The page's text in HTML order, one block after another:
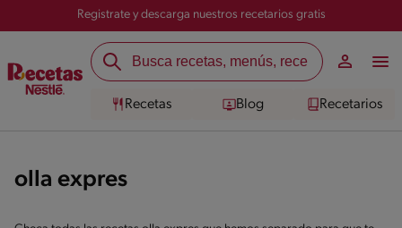
Registrate y descarga nuestros recetarios gratis
Recetas Blog Recetarios
olla expres